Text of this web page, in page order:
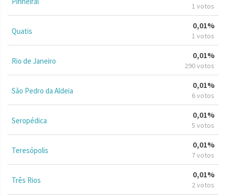
1 votos
Quatis
0,01%
1 votos
Rio de Janeiro
0,01%
290 votos
São Pedro da Aldeia
0,01%
6 votos
Seropédica
0,01%
5 votos
Teresópolis
0,01%
7 votos
Três Rios
0,01%
2 votos